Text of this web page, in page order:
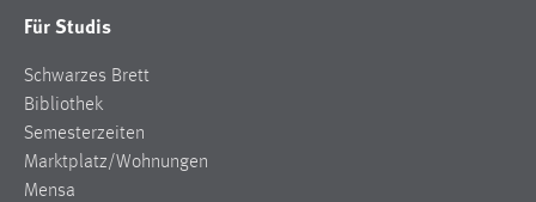
Für Studis
Schwarzes Brett
Bibliothek
Semesterzeiten
Marktplatz/Wohnungen
Mensa
Name:
Zweck:
einloggen zu können.